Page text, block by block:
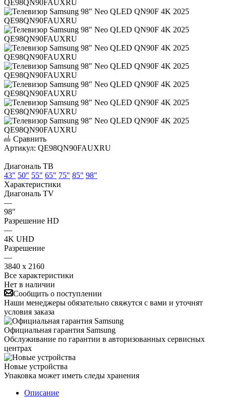
Сравнить
Артикул: QE98QN90FAUXRU
Диагональ ТВ
43" 50" 55" 65" 75" 85" 98"
Характеристики
Диагональ TV
—
98"
Разрешение HD
—
4K UHD
Разрешение
—
3840 x 2160
Все характеристики
Нет в наличии
Сообщить о поступлении
Наши менеджеры обязательно свяжутся с вами и уточнят
условия заказа
Официальная гарантия Samsung
Обслуживание по гарантии в авторизованных сервисных
центрах
Новые устройства
Упаковка может иметь следы хранения
Описание